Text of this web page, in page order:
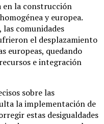
en la construcción
y europea.
comunidades
el desplazamiento
europeas, quedando
e integración
sobre las
la implementación de
estas desigualdades